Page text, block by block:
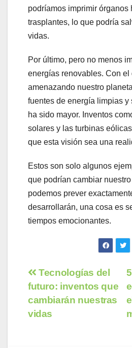
podríamos imprimir órganos
trasplantes, lo que podría
vidas.
Por último, pero no menos
energías renovables. Con
amenazando nuestro
fuentes de energía limpias
ha sido mayor. Inventos
solares y las turbinas
que esta visión sea una
Estos son solo algunos
que podrían cambiar
podemos prever
desarrollarán, una cosa es
tiempos emocionantes.
Navegación
de
entradas
Tecnologías del
futuro: inventos que
cambiarán nuestras
vidas